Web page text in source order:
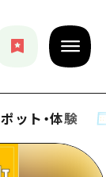
ット・体験